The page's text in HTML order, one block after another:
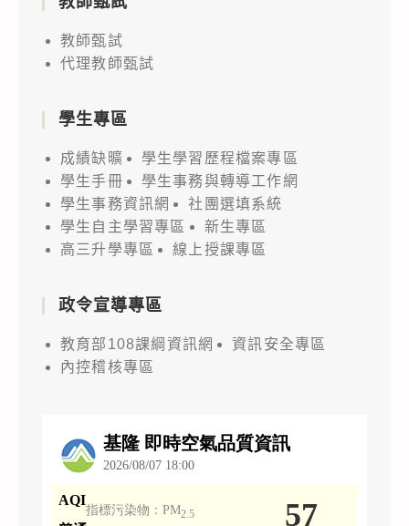
教師甄試
代理教師甄試
學生專區
成績缺曠
學生學習歷程檔案專區
學生手冊
學生事務與轉導工作網
學生事務資訊網
社團選填系統
學生自主學習專區
新生專區
高三升學專區
線上授課專區
政令宣導專區
教育部108課綱資訊網
資訊安全專區
內控稽核專區